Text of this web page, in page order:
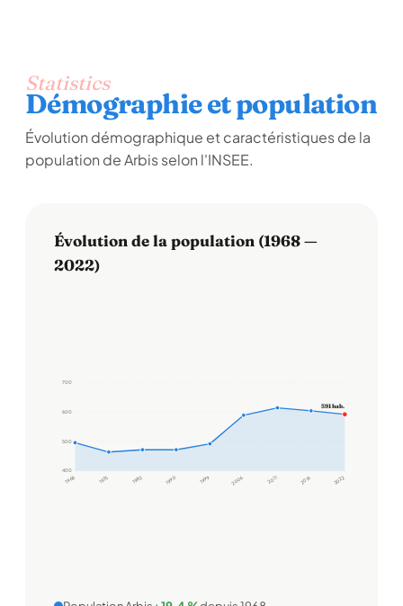
Statistics
Démographie et population
Évolution démographique et caractéristiques de la
population de Arbis selon l'INSEE.
Évolution de la population (1968 —
2022)
400
500
600
700
1968 1975 1982 1990 1999 2006 2011 2016 2022
591 hab.